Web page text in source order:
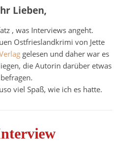
Lieben,
, was Interviews angeht.
Ostfrieslandkrimi von Jette
gelesen und daher war es
die Autorin darüber etwas
viel Spaß, wie ich es hatte.